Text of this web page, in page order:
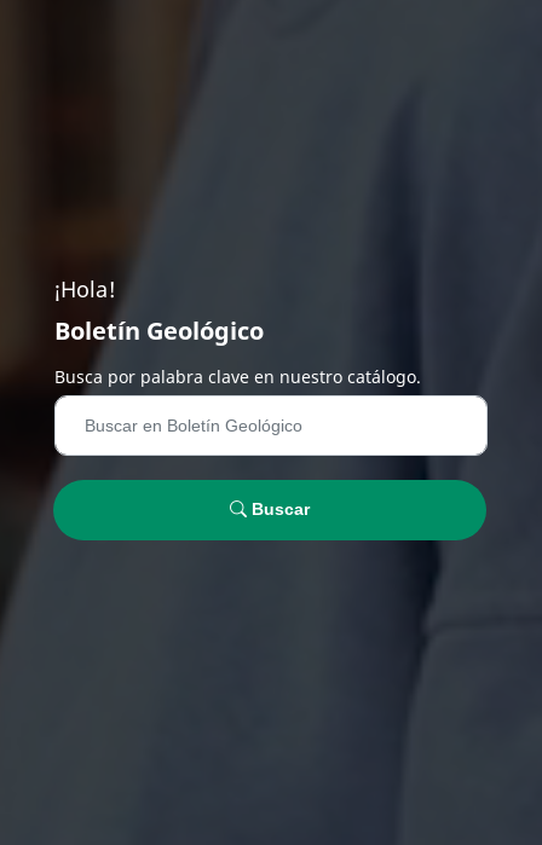
¡Hola!
Boletín Geológico
Busca por palabra clave en nuestro catálogo.
Buscar